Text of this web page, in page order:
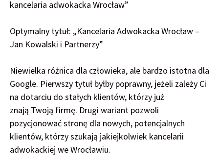
kancelaria adwokacka Wrocław”
Optymalny tytuł: „Kancelaria Adwokacka Wrocław –
Jan Kowalski i Partnerzy”
Niewielka różnica dla człowieka, ale bardzo istotna dla
Google. Pierwszy tytuł byłby poprawny, jeżeli zależy Ci
na dotarciu do stałych klientów, którzy już
znają Twoją firmę. Drugi wariant pozwoli
pozycjonować stronę dla nowych, potencjalnych
klientów, którzy szukają jakiejkolwiek kancelarii
adwokackiej we Wrocławiu.